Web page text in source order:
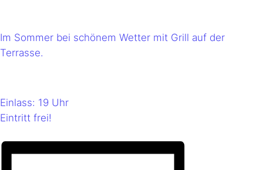
Im Sommer bei schönem Wetter mit Grill auf der
Terrasse.
Einlass: 19 Uhr
Eintritt frei!